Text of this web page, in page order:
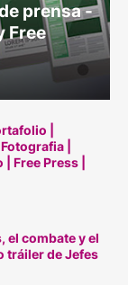
prensa -
Free
|
|
Free Press |
el combate y el
tráiler de Jefes